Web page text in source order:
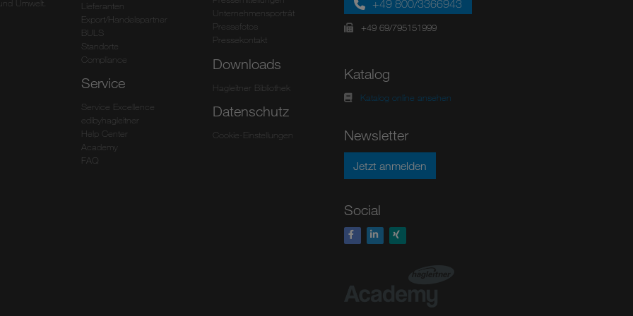
Umwelt.
Lieferanten
Export/Handelspartner
BULS
Standorte
Compliance
Service
Service Excellence
edibyhagleitner
Help Center
Academy
FAQ
Unternehmensporträt
Pressefotos
Pressekontakt
Downloads
Hagleitner Bibliothek
Datenschutz
Cookie-Einstellungen
+49 800/3366943
+49 69/795151999
Katalog
Katalog online ansehen
Newsletter
Jetzt anmelden
Social